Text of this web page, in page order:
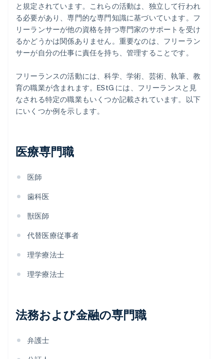
と規定されています。これらの活動は、独立して行われ
る必要があり、専門的な専門知識に基づいています。フ
リーランサーが他の資格を持つ専門家のサポートを受け
るかどうかは関係ありません。重要なのは、フリーラン
サーが自分の仕事に責任を持ち、管理することです。
フリーランスの活動には、科学、学術、芸術、執筆、教
育の職業が含まれます。EStG には、フリーランスと見
なされる特定の職業もいくつか記載されています。以下
にいくつか例を示します。
医療専門職
医師
歯科医
獣医師
代替医療従事者
理学療法士
理学療法士
法務および金融の専門職
弁護士